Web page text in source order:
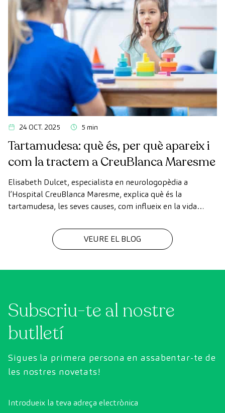
24 OCT. 2025 5 min
Tartamudesa: què és, per què apareix i
com la tractem a CreuBlanca Maresme
Elisabeth Dulcet, especialista en neurologopèdia a
l’Hospital CreuBlanca Maresme, explica què és la
tartamudesa, les seves causes, com influeix en la vida
millorar la fluïdesa de l’oratge en infants i adults.
VEURE EL BLOG
Subscriu-te al nostre
butlletí
Sigues la primera persona en assabentar-te de
les nostres novetats!
Introdueix la teva adreça electrònica